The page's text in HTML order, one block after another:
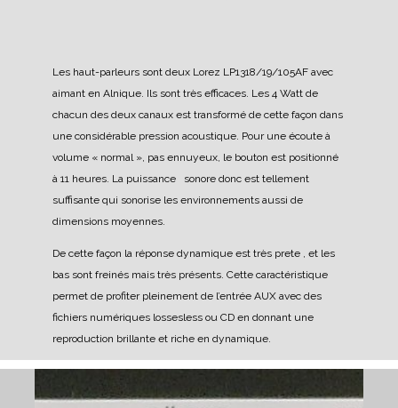
Les haut-parleurs sont deux Lorez LP1318/19/105AF avec
aimant en Alnique. Ils sont très efficaces. Les 4 Watt de
chacun des deux canaux est transformé de cette façon dans
une considérable pression acoustique. Pour une écoute à
volume « normal », pas ennuyeux, le bouton est positionné
à 11 heures. La puissance sonore donc est tellement
suffisante qui sonorise les environnements aussi de
dimensions moyennes.
De cette façon la réponse dynamique est très prete , et les
bas sont freinés mais très présents. Cette caractéristique
permet de profiter pleinement de l’entrée AUX avec des
fichiers numériques lossesless ou CD en donnant une
reproduction brillante et riche en dynamique.